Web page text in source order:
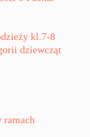
kl.7-8
dziewcząt
ramach